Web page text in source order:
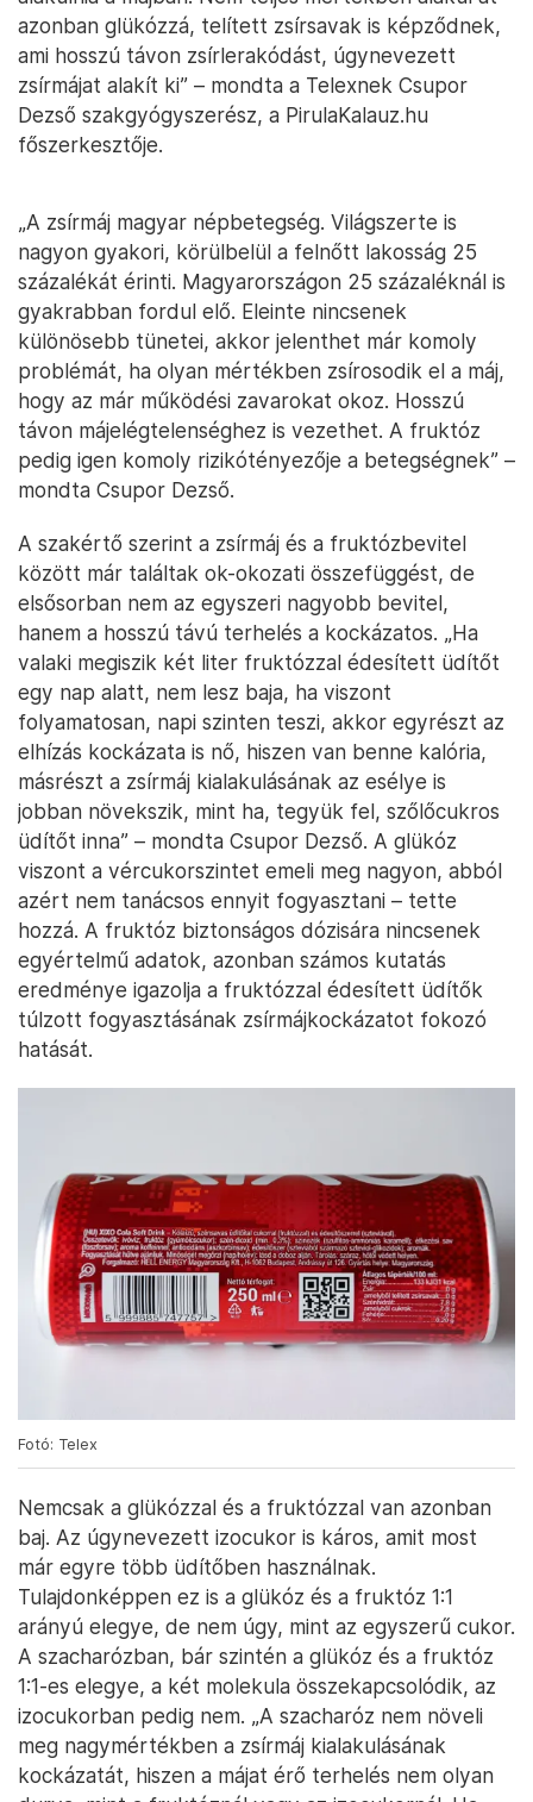
azonban glükózzá, telített zsírsavak is képződnek,
ami hosszú távon zsírlerakódást, úgynevezett
zsírmájat alakít ki” – mondta a Telexnek Csupor
Dezső szakgyógyszerész, a PirulaKalauz.hu
főszerkesztője.
„A zsírmáj magyar népbetegség. Világszerte is
nagyon gyakori, körülbelül a felnőtt lakosság 25
százalékát érinti. Magyarországon 25 százaléknál is
gyakrabban fordul elő. Eleinte nincsenek
különösebb tünetei, akkor jelenthet már komoly
problémát, ha olyan mértékben zsírosodik el a máj,
hogy az már működési zavarokat okoz. Hosszú
távon májelégtelenséghez is vezethet. A fruktóz
pedig igen komoly rizikótényezője a betegségnek” –
mondta Csupor Dezső.
A szakértő szerint a zsírmáj és a fruktózbevitel
között már találtak ok-okozati összefüggést, de
elsősorban nem az egyszeri nagyobb bevitel,
hanem a hosszú távú terhelés a kockázatos. „Ha
valaki megiszik két liter fruktózzal édesített üdítőt
egy nap alatt, nem lesz baja, ha viszont
folyamatosan, napi szinten teszi, akkor egyrészt az
elhízás kockázata is nő, hiszen van benne kalória,
másrészt a zsírmáj kialakulásának az esélye is
jobban növekszik, mint ha, tegyük fel, szőlőcukros
üdítőt inna” – mondta Csupor Dezső. A glükóz
viszont a vércukorszintet emeli meg nagyon, abból
azért nem tanácsos ennyit fogyasztani – tette
hozzá. A fruktóz biztonságos dózisára nincsenek
egyértelmű adatok, azonban számos kutatás
eredménye igazolja a fruktózzal édesített üdítők
túlzott fogyasztásának zsírmájkockázatot fokozó
hatását.
Fotó: Telex
Nemcsak a glükózzal és a fruktózzal van azonban
baj. Az úgynevezett izocukor is káros, amit most
már egyre több üdítőben használnak.
Tulajdonképpen ez is a glükóz és a fruktóz 1:1
arányú elegye, de nem úgy, mint az egyszerű cukor.
A szacharózban, bár szintén a glükóz és a fruktóz
1:1-es elegye, a két molekula összekapcsolódik, az
izocukorban pedig nem. „A szacharóz nem növeli
meg nagymértékben a zsírmáj kialakulásának
kockázatát, hiszen a májat érő terhelés nem olyan